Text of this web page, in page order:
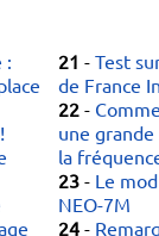
:
21 - Test
de France
22 -
une
la
23 - Le
NEO-7M
24 -